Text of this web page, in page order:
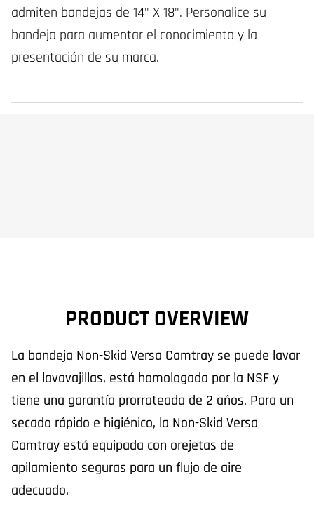
admiten bandejas de 14" X 18". Personalice su
bandeja para aumentar el conocimiento y la
presentación de su marca.
PRODUCT OVERVIEW
La bandeja Non-Skid Versa Camtray se puede lavar
en el lavavajillas, está homologada por la NSF y
tiene una garantía prorrateada de 2 años. Para un
secado rápido e higiénico, la Non-Skid Versa
Camtray está equipada con orejetas de
apilamiento seguras para un flujo de aire
adecuado.